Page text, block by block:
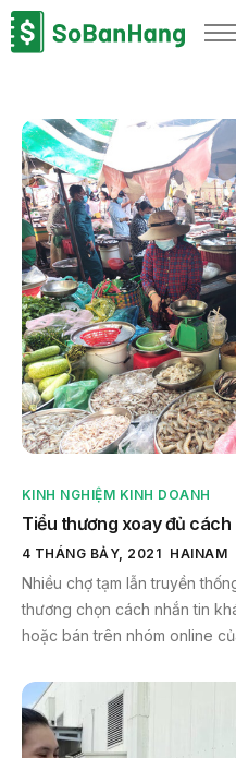
Sản phẩm
Bảng giá
Blog
Thông tin thuế
Về chúng tôi
KINH NGHIỆM KINH DOANH
Tiểu thương xoay đủ
4 THÁNG BẢY, 2021 HAINAM
Nhiều chợ tạm lẫn truyền
thương chọn cách nhắn tin
hoặc bán trên nhóm online